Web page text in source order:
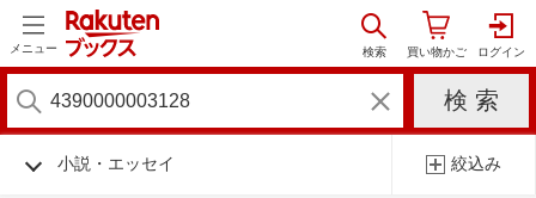
メニュー
小説・エッセイ 絞込み